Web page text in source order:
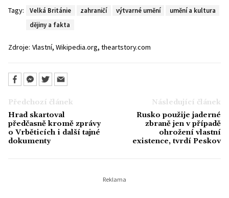
Tagy: Velká Británie zahraničí výtvarné umění
umění a kultura
dějiny a fakta
Zdroje: Vlastní, Wikipedia.org, theartstory.com
Předchozí článek
Hrad skartoval
předčasně kromě zprávy
o Vrběticích i další tajné
dokumenty
Následující článek
Rusko použije jaderné
zbraně jen v případě
ohrožení vlastní
existence, tvrdí Peskov